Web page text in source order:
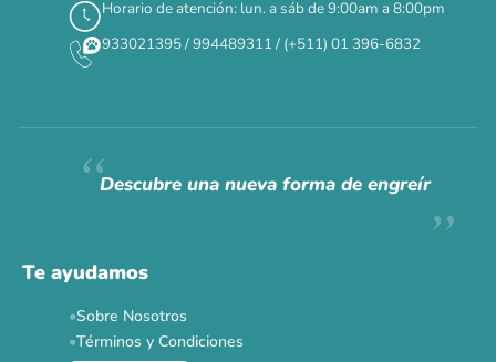
✕
Siempre fuimosraros.
Horario de atención: lun. a sáb de 9:00am a 8:00pm
933021395 / 994489311 / (+511) 01 396-6832
Descubre una nueva forma de engreír
Te ayudamos
Sobre Nosotros
Términos y Condiciones